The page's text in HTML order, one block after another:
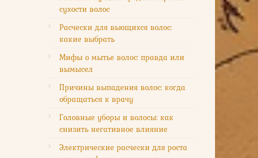
сухости волос
Расчески для вьющихся волос:
какие выбрать
Мифы о мытье волос: правда или
вымысел
Причины выпадения волос: когда
обращаться к врачу
Головные уборы и волосы: как
снизить негативное влияние
Электрические расчески для роста